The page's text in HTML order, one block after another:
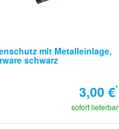
mit Metalleinlage,
schwarz
3,00 €*
sofort lieferbar